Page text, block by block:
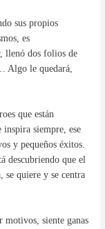
sus propios
es
llenó dos folios de
Algo le quedará,
que están
siempre, ese
y pequeños éxitos.
descubriendo que el
se quiere y se centra
motivos, siente ganas